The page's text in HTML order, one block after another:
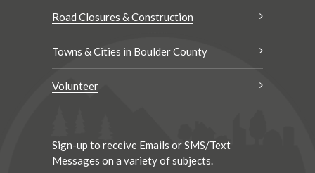
Road Closures & Construction
Towns & Cities in Boulder County
Volunteer
Sign-up to receive Emails or SMS/Text
Messages on a variety of subjects.